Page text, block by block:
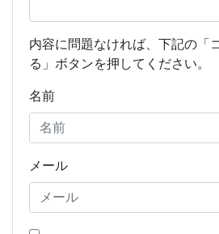
内容に問題なければ、下記の「
る」ボタンを押してください。
名前
メール